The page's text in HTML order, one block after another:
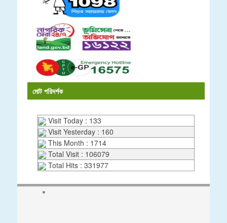
মোট পরিদর্শক
Visit Today : 133
Visit Yesterday : 160
This Month : 1714
Total Visit : 106079
Total Hits : 331977